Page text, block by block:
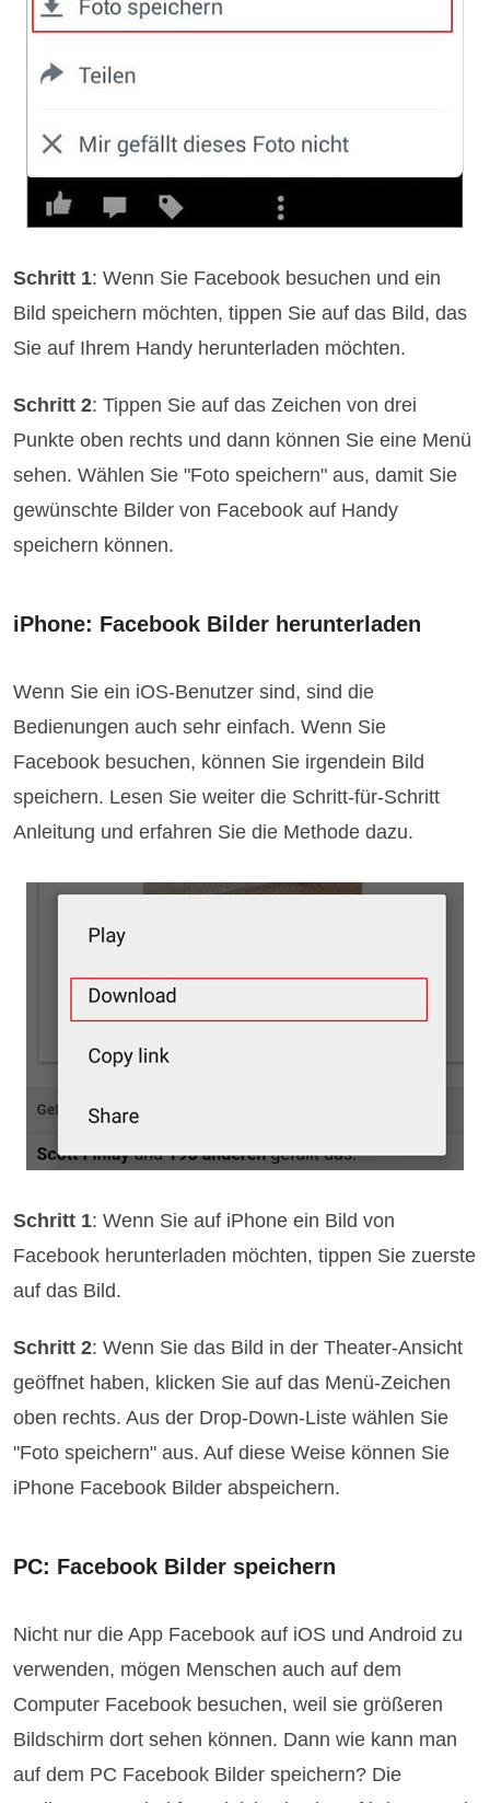
Schritt 1: Wenn Sie Facebook besuchen und ein
Bild speichern möchten, tippen Sie auf das Bild, das
Sie auf Ihrem Handy herunterladen möchten.
Schritt 2: Tippen Sie auf das Zeichen von drei
Punkte oben rechts und dann können Sie eine Menü
sehen. Wählen Sie "Foto speichern" aus, damit Sie
gewünschte Bilder von Facebook auf Handy
speichern können.
iPhone: Facebook Bilder herunterladen
Wenn Sie ein iOS-Benutzer sind, sind die
Bedienungen auch sehr einfach. Wenn Sie
Facebook besuchen, können Sie irgendein Bild
speichern. Lesen Sie weiter die Schritt-für-Schritt
Anleitung und erfahren Sie die Methode dazu.
Schritt 1: Wenn Sie auf iPhone ein Bild von
Facebook herunterladen möchten, tippen Sie zuerste
auf das Bild.
Schritt 2: Wenn Sie das Bild in der Theater-Ansicht
geöffnet haben, klicken Sie auf das Menü-Zeichen
oben rechts. Aus der Drop-Down-Liste wählen Sie
"Foto speichern" aus. Auf diese Weise können Sie
iPhone Facebook Bilder abspeichern.
PC: Facebook Bilder speichern
Nicht nur die App Facebook auf iOS und Android zu
verwenden, mögen Menschen auch auf dem
Computer Facebook besuchen, weil sie größeren
Bildschirm dort sehen können. Dann wie kann man
auf dem PC Facebook Bilder speichern? Die